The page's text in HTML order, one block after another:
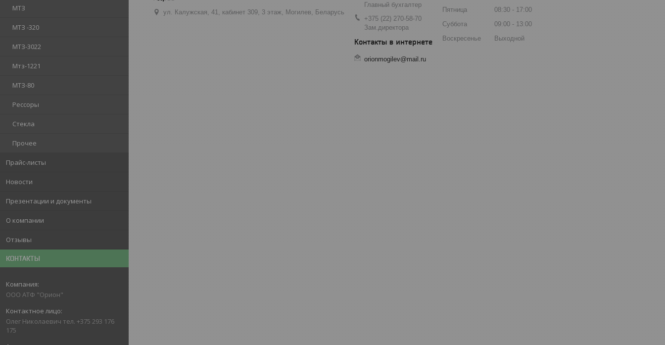
МТЗ
МТЗ -320
МТЗ-3022
Мтз-1221
МТЗ-80
Рессоры
Стекла
Прочее
Прайс-листы
Новости
Презентации и документы
О компании
Отзывы
КОНТАКТЫ
ООО АТФ "Орион"
Олег Николаевич тел. +375 293 176
175
ул. Калужская, 41, кабинет 309, 3 этаж, Могилев, Беларусь
Главный бухгалтер
+375 (22) 270-58-70
Зам.директора
orionmogilev@mail.ru
Пятница
08:30
17:00
Суббота
09:00
13:00
Воскресенье
Выходной